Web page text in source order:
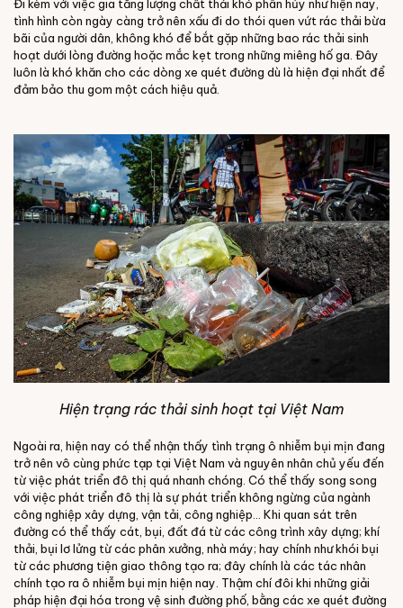
Đi kèm với việc gia tăng lượng chất thải khó phân hủy như hiện nay,
tình hình còn ngày càng trở nên xấu đi do thói quen vứt rác thải bừa
bãi của người dân, không khó để bắt gặp những bao rác thải sinh
hoạt dưới lòng đường hoặc mắc kẹt trong những miêng hố ga. Đây
luôn là khó khăn cho các dòng xe quét đường dù là hiện đại nhất để
đảm bảo thu gom một cách hiệu quả.
Hiện trạng rác thải sinh hoạt tại Việt Nam
Ngoài ra, hiện nay có thể nhận thấy tình trạng ô nhiễm bụi mịn đang
trở nên vô cùng phức tạp tại Việt Nam và nguyên nhân chủ yếu đến
từ việc phát triển đô thị quá nhanh chóng. Có thể thấy song song
với việc phát triển đô thị là sự phát triển không ngừng của ngành
công nghiệp xây dựng, vận tải, công nghiệp… Khi quan sát trên
đường có thể thấy cát, bụi, đất đá từ các công trình xây dựng; khí
thải, bụi lơ lửng từ các phân xưởng, nhà máy; hay chính như khói bụi
từ các phương tiện giao thông tạo ra; đây chính là các tác nhân
chính tạo ra ô nhiễm bụi mịn hiện nay. Thậm chí đôi khi những giải
pháp hiện đại hóa trong vệ sinh đường phố, bằng các xe quét đường